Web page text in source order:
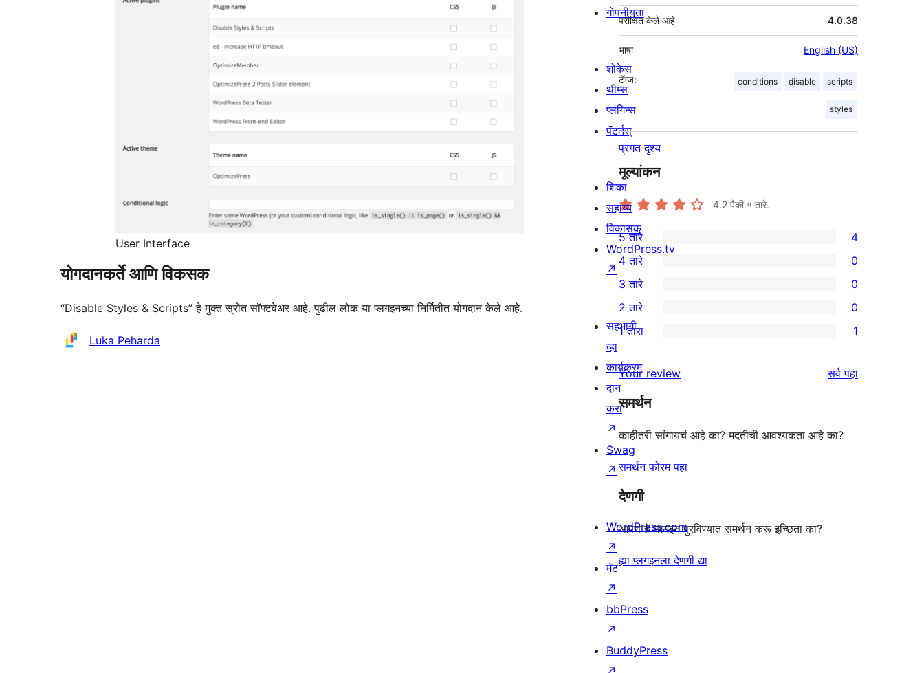
User Interface
योगदानकर्ते आणि विकसक
“Disable Styles & Scripts” हे मुक्त स्रोत सॉफ्टवेअर आहे. पुढील लोक या प्लगइनच्या निर्मितीत योगदान केले आहे.
योगदानकर्तेLuka Peharda
परीक्षित केले आहे 4.0.38
भाषा English (US)
टॅग्ज: conditions disable scripts
styles
प्रगत दृश्य
मूल्यांकन
4.2 पैकी ५ तारे.
4
5-
तारांकित
परीक्षणे
5 तारे 4
4-
तारांकित
परीक्षणे
4 तारे 0
0
3-
तारांकित
3 तारे 0
2-
तारांकित
परीक्षणे
2 तारे 0
1-
तारांकित
पुनरावलोकन
1 तारा 1
Your review सर्वपुनरावलोकने
पहा
समर्थन
काहीतरी सांगायचं आहे का? मदतीची आवश्यकता आहे का?
समर्थन फोरम पहा
देणगी
आपण हे प्लगइन पुरविण्यात समर्थन करू इच्छिता का?
ह्या प्लगइनला देणगी द्या
गोपनीयता
शोकेस
थीम्स
प्लगिन्स
पॅटर्नस्
शिका
सहाय्य
विकासक
WordPress.tv
↗
सहभागी
व्हा
कार्यक्रम
दान
करा
↗
Swag
↗
WordPress.com
↗
मॅट
↗
bbPress
↗
BuddyPress